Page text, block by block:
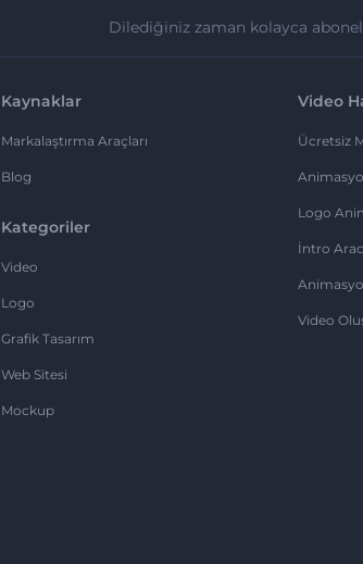
Dilediğiniz zaman kolayca
Kaynaklar
Markalaştırma Araçları
Blog
Kategoriler
Video
Logo
Grafik Tasarım
Web Sitesi
Mockup
Video
Ücretsiz
Logo
İntro
Video